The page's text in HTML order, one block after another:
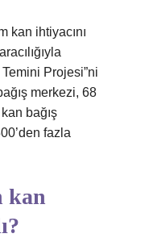
kan ihtiyacını
Projesi”ni
merkezi, 68
bağış
fazla
kan